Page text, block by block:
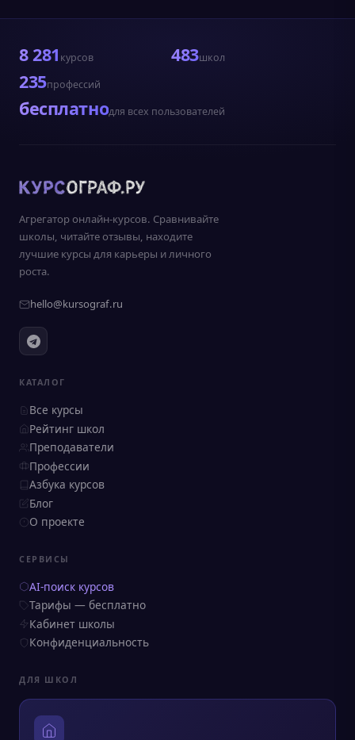
8 281 курсов 483школ
235профессий
бесплатнодля всех пользователей
Агрегатор онлайн-курсов. Сравнивайте
школы, читайте отзывы, находите
лучшие курсы для карьеры и личного
роста.
hello@kursograf.ru
КАТАЛОГ
Все курсы
Рейтинг школ
Преподаватели
Профессии
Азбука курсов
Блог
О проекте
СЕРВИСЫ
AI-поиск курсов
Тарифы — бесплатно
Кабинет школы
Конфиденциальность
ДЛЯ ШКОЛ